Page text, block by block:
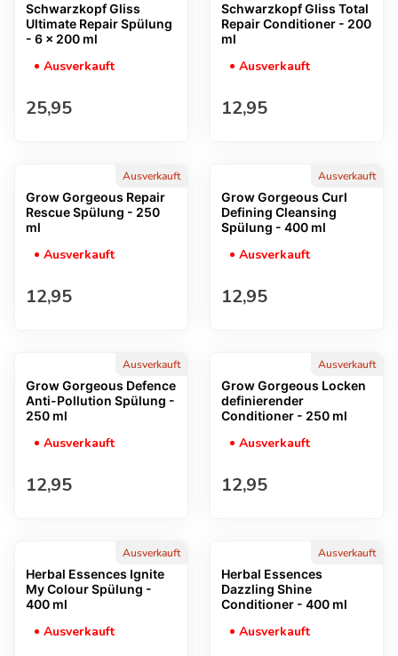
Schwarzkopf Gliss
Ultimate Repair Spülung
- 6 x 200 ml
Ausverkauft
Regulärer Preis
25,95
Schwarzkopf Gliss Total
Repair Conditioner - 200
ml
Ausverkauft
Regulärer Preis
12,95
Ausverkauft
Grow Gorgeous Repair
Rescue Spülung - 250
ml
Ausverkauft
Regulärer Preis
12,95
Ausverkauft
Grow Gorgeous Curl
Defining Cleansing
Spülung - 400 ml
Ausverkauft
Regulärer Preis
12,95
Ausverkauft
Grow Gorgeous Defence
Anti-Pollution Spülung -
250 ml
Ausverkauft
Regulärer Preis
12,95
Ausverkauft
Grow Gorgeous Locken
definierender
Conditioner - 250 ml
Ausverkauft
Regulärer Preis
12,95
Ausverkauft
Herbal Essences Ignite
My Colour Spülung -
400 ml
Ausverkauft
Ausverkauft
Herbal Essences
Dazzling Shine
Conditioner - 400 ml
Ausverkauft